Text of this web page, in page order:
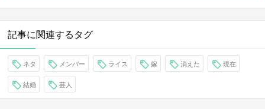
記事に関連するタグ
ネタ メンバー ライス 嫁 消えた 現在
結婚 芸人